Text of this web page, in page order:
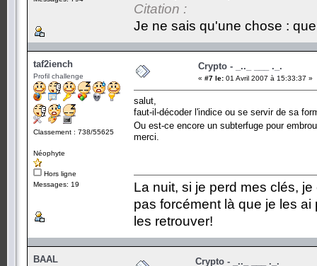
Citation :
Je ne sais qu'une chose :
taf2iench
Profil challenge
Classement : 738/55625
Néophyte
Hors ligne
Messages: 19
Crypto - _.._ ___ ._.
« #7 le: 01 Avril 2007 à 15:33:37 »
salut,
faut-il-décoder l'indice ou se servir de sa
Ou est-ce encore un subterfuge pour
merci.
La nuit, si je perd mes clés,
pas forcément là que je les
les retrouver!
BAAL Crypto - _.._ ___ ._.